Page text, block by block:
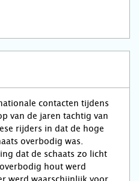
contacten tijdens
van de jaren tachtig van
rijders in dat de hoge
overbodig was.
dat de schaats zo licht
hout werd